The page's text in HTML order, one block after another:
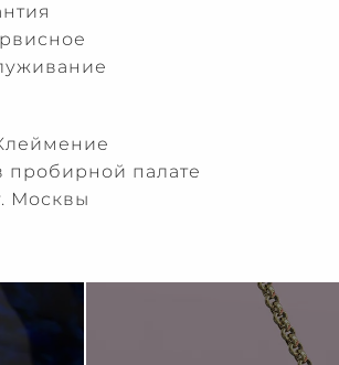
пробирной палате
Москвы